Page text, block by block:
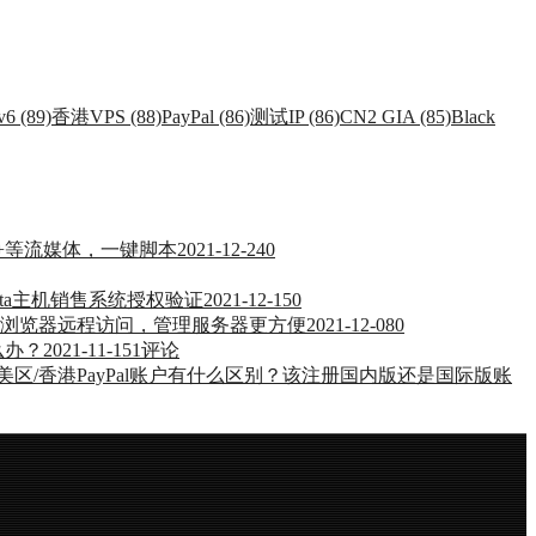
(89)香港VPS (88)PayPal (86)测试IP (86)CN2 GIA (85)Black
流媒体，一键脚本2021-12-240
主机销售系统授权验证2021-12-150
览器远程访问，管理服务器更方便2021-12-080
？ 2021-11-151评论
区/香港PayPal账户有什么区别？该注册国内版还是国际版账